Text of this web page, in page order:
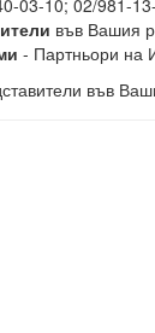
03-10; 02/981-
във Вашия
- Партньори на
във